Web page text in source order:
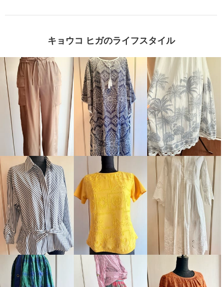
キョウコ ヒガのライフスタイル